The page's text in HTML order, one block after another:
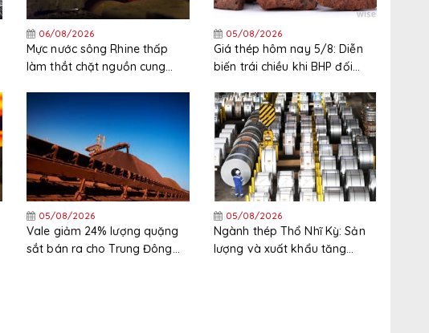
06/08/2026
Mực nước sông Rhine thấp
làm thắt chặt nguồn cung
05/08/2026
Giá thép hôm nay 5/8: Diễn
biến trái chiều khi BHP đối
khẩu quặng sắt lớn nhất thế
giới
05/08/2026
Vale giảm 24% lượng quặng
sắt bán ra cho Trung Đông
05/08/2026
Ngành thép Thổ Nhĩ Kỳ: Sản
lượng và xuất khẩu tăng